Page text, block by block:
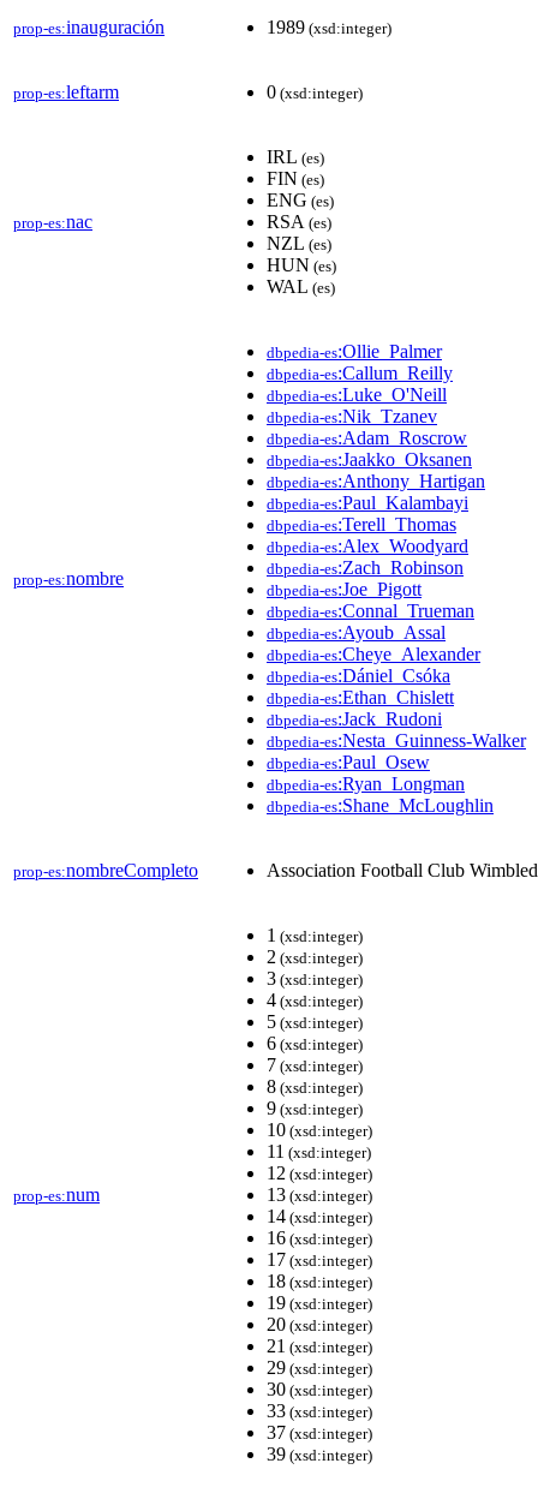
prop-es:inauguración 1989 (xsd:integer)
prop-es:leftarm 0 (xsd:integer)
prop-es:nac
IRL (es)
FIN (es)
ENG (es)
RSA (es)
NZL (es)
HUN (es)
WAL (es)
prop-es:nombre
dbpedia-es:Ollie_Palmer
dbpedia-es:Callum_Reilly
dbpedia-es:Luke_O'Neill
dbpedia-es:Nik_Tzanev
dbpedia-es:Adam_Roscrow
dbpedia-es:Jaakko_Oksanen
dbpedia-es:Anthony_Hartigan
dbpedia-es:Paul_Kalambayi
dbpedia-es:Terell_Thomas
dbpedia-es:Alex_Woodyard
dbpedia-es:Zach_Robinson
dbpedia-es:Joe_Pigott
dbpedia-es:Connal_Trueman
dbpedia-es:Ayoub_Assal
dbpedia-es:Cheye_Alexander
dbpedia-es:Dániel_Csóka
dbpedia-es:Ethan_Chislett
dbpedia-es:Jack_Rudoni
dbpedia-es:Nesta_Guinness-Walker
dbpedia-es:Paul_Osew
dbpedia-es:Ryan_Longman
dbpedia-es:Shane_McLoughlin
prop-es:nombreCompleto Association Football Club
prop-es:num
1 (xsd:integer)
2 (xsd:integer)
3 (xsd:integer)
4 (xsd:integer)
5 (xsd:integer)
6 (xsd:integer)
7 (xsd:integer)
8 (xsd:integer)
9 (xsd:integer)
10 (xsd:integer)
11 (xsd:integer)
12 (xsd:integer)
13 (xsd:integer)
14 (xsd:integer)
16 (xsd:integer)
17 (xsd:integer)
18 (xsd:integer)
19 (xsd:integer)
20 (xsd:integer)
21 (xsd:integer)
29 (xsd:integer)
30 (xsd:integer)
33 (xsd:integer)
37 (xsd:integer)
39 (xsd:integer)